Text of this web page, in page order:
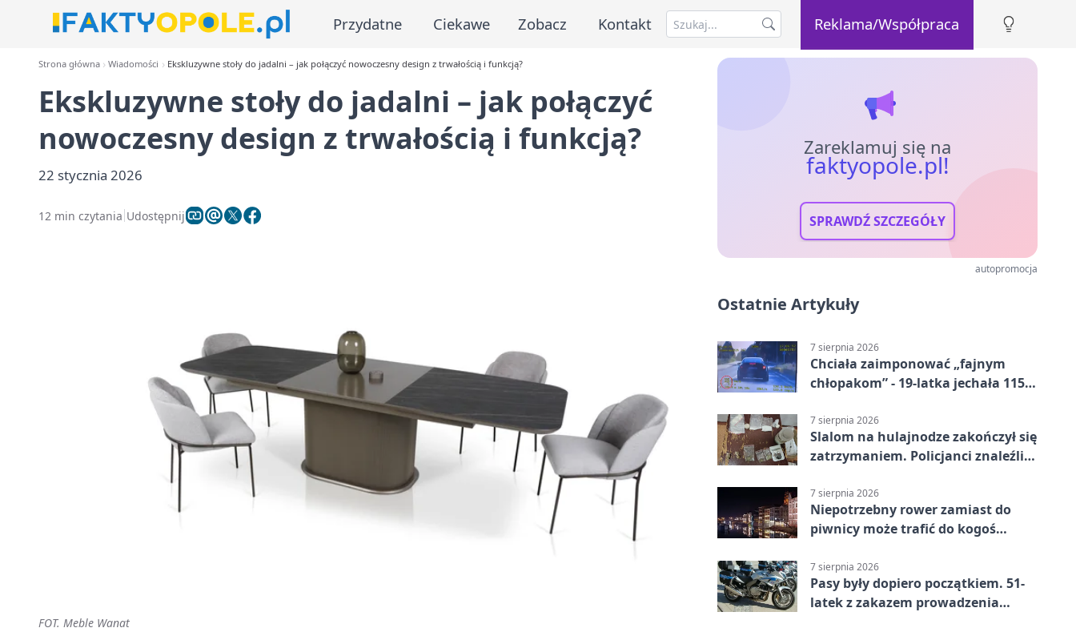
Przydatne Ciekawe Zobacz Kontakt Reklama/Współpraca
Strona główna Wiadomości Ekskluzywne stoły do jadalni – jak połączyć nowoczesny design z trwałością i funkcją?
Ekskluzywne stoły do jadalni – jak połączyć
nowoczesny design z trwałością i funkcją?
22 stycznia 2026
12 min czytania Udostępnij
FOT. Meble Wanat
Zareklamuj się na
faktyopole.pl!
SPRAWDŹ SZCZEGÓŁY
autopromocja
Ostatnie Artykuły
7 sierpnia 2026
Chciała zaimponować „fajnym
chłopakom” - 19-latka jechała 115
7 sierpnia 2026
Slalom na hulajnodze zakończył się
zatrzymaniem. Policjanci znaleźli
7 sierpnia 2026
Niepotrzebny rower zamiast do
piwnicy może trafić do kogoś
7 sierpnia 2026
Pasy były dopiero początkiem. 51-
latek z zakazem prowadzenia